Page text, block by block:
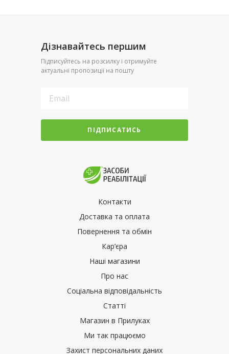
Дізнавайтесь першим
Підписуйтесь на розсилку і отримуйте
актуальні пропозиції на пошту
ПІДПИСАТИСЬ
Контакти
Доставка та оплата
Повернення та обмін
Кар’єра
Наші магазини
Про нас
Соціальна відповідальність
Статті
Магазин в Прилуках
Ми так працюємо
Захист персональних даних